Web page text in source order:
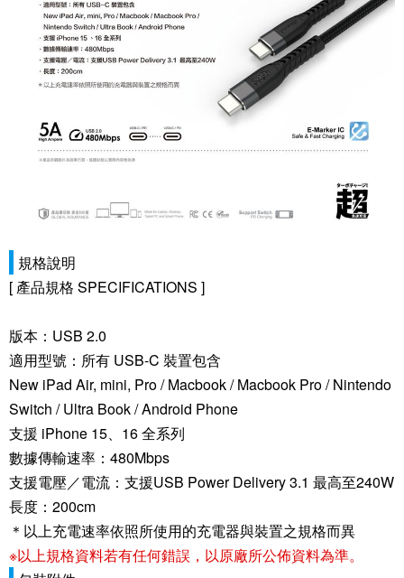
規格說明
[ 產品規格 SPECIFICATIONS ]
版本：USB 2.0
適用型號：所有 USB-C 裝置包含
New iPad Air, mini, Pro / Macbook / Macbook Pro / Nintendo
Switch / Ultra Book / Android Phone
支援 iPhone 15、16 全系列
數據傳輸速率：480Mbps
支援電壓／電流：支援USB Power Delivery 3.1 最高至240W
長度：200cm
＊以上充電速率依照所使用的充電器與裝置之規格而異
※以上規格資料若有任何錯誤，以原廠所公佈資料為準。